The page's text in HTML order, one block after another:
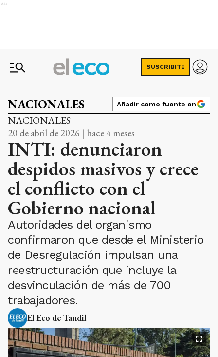
Ads
SUSCRIBITE
NACIONALES Añadir como fuente en
NACIONALES
20 de abril de 2026 | hace 4 meses
INTI: denunciaron
despidos masivos y crece
el conflicto con el
Gobierno nacional
Autoridades del organismo
confirmaron que desde el Ministerio
de Desregulación impulsan una
reestructuración que incluye la
desvinculación de más de 700
trabajadores.
El Eco de Tandil